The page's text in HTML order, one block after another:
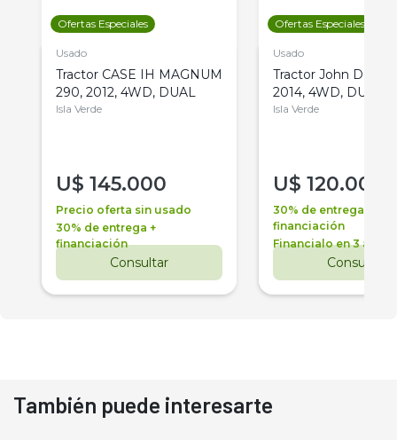
Ofertas Especiales
Usado
Tractor CASE IH MAGNUM
290, 2012, 4WD, DUAL
Isla Verde
U$ 145.000
Precio oferta sin usado
30% de entrega +
financiación
Consultar
Ofertas Especiales
Usado
Tractor John Deere
2014, 4WD, DUAL
Isla Verde
U$ 120.000
30% de entrega +
financiación
Financialo en 3 años
Consultar
También puede interesarte